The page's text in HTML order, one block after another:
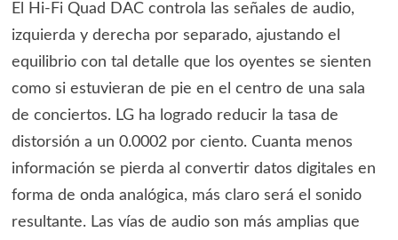
El Hi-Fi Quad DAC controla las señales de audio,
izquierda y derecha por separado, ajustando el
equilibrio con tal detalle que los oyentes se sienten
como si estuvieran de pie en el centro de una sala
de conciertos. LG ha logrado reducir la tasa de
distorsión a un 0.0002 por ciento. Cuanta menos
información se pierda al convertir datos digitales en
forma de onda analógica, más claro será el sonido
resultante. Las vías de audio son más amplias que